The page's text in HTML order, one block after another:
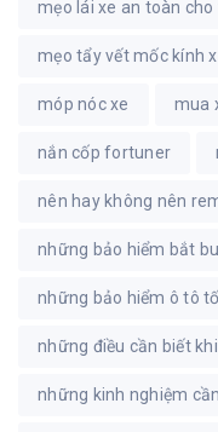
mẹo lái xe an toàn cho
mẹo tẩy vết mốc kính
móp nóc xe mua
nắn cốp fortuner
nên hay không nên
những bảo hiểm bắt
những bảo hiểm ô tô
những điều cần biết
những kinh nghiệm